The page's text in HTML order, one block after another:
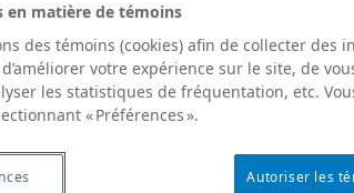
en matière de témoins
des témoins (cookies) afin de collecter des
votre expérience sur le site, de
les statistiques de fréquentation, etc.
« Préférences ».
Autoriser les